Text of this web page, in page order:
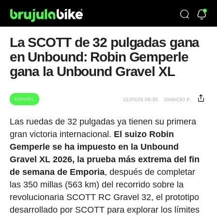
La SCOTT de 32 pulgadas gana
en Unbound: Robin Gemperle
gana la Unbound Gravel XL
GRAVEL 31/05/26 08:30 IGNACIO P.
Las ruedas de 32 pulgadas ya tienen su primera
gran victoria internacional. El suizo Robin
Gemperle se ha impuesto en la Unbound
Gravel XL 2026, la prueba más extrema del fin
de semana de Emporia, después de completar
las 350 millas (563 km) del recorrido sobre la
revolucionaria SCOTT RC Gravel 32, el prototipo
desarrollado por SCOTT para explorar los límites